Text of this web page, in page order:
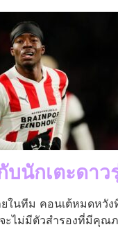
นักเตะดาว
นทีม คอนเต้หมดหวั
ไม่มีตัวสํารองที่มีคุณ